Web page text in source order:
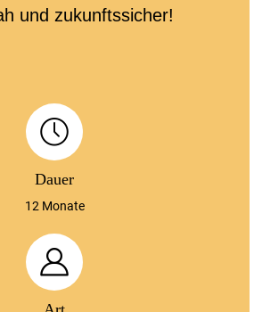
und zukunftssicher!
Dauer
12 Monate